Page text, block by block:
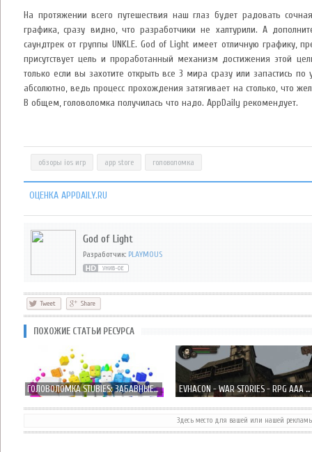
На протяжении всего путешествия наш глаз будет радовать
графика, сразу видно, что разработчики не халтурили. А
саундтрек от группы UNKLE. God of Light имеет отличную графику,
присутствует цель и проработанный механизм достижения этой
только если вы захотите открыть все 3 мира сразу или запастись
абсолютно, ведь процесс прохождения затягивает на столько, что
В общем, головоломка получилась что надо. AppDaily рекомендует.
обзоры ios игр app store головоломка
ОЦЕНКА APPDAILY.RU
God of Light
Разработчик: PLAYMOUS
ПОХОЖИЕ СТАТЬИ РЕСУРСА
ГОЛОВОЛОМКА STUBIES: ЗАБАВНЫЕ ПЕРСОНАЖИ ... EVHACON - WAR STORIES - RPG AAA КЛАССА
Здесь место для вашей или нашей